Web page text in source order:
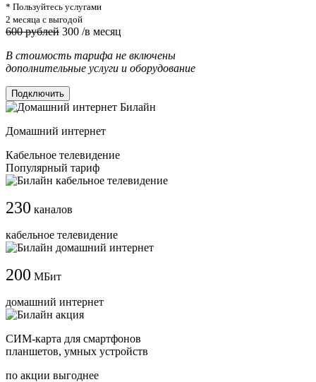
* Пользуйтесь услугами
2 месяца с выгодой
600 рублей 300 /в месяц
В стоимость тарифа не включены
дополнительные услуги и оборудование
Подключить
Домашний интернет
Кабельное телевидение
Популярный тариф
230 каналов
кабельное телевидение
200 МБит
домашний интернет
СИМ-карта для смартфонов
планшетов, умных устройств
по акции выгоднее